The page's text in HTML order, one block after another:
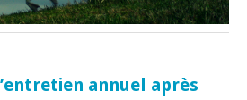
annuel après